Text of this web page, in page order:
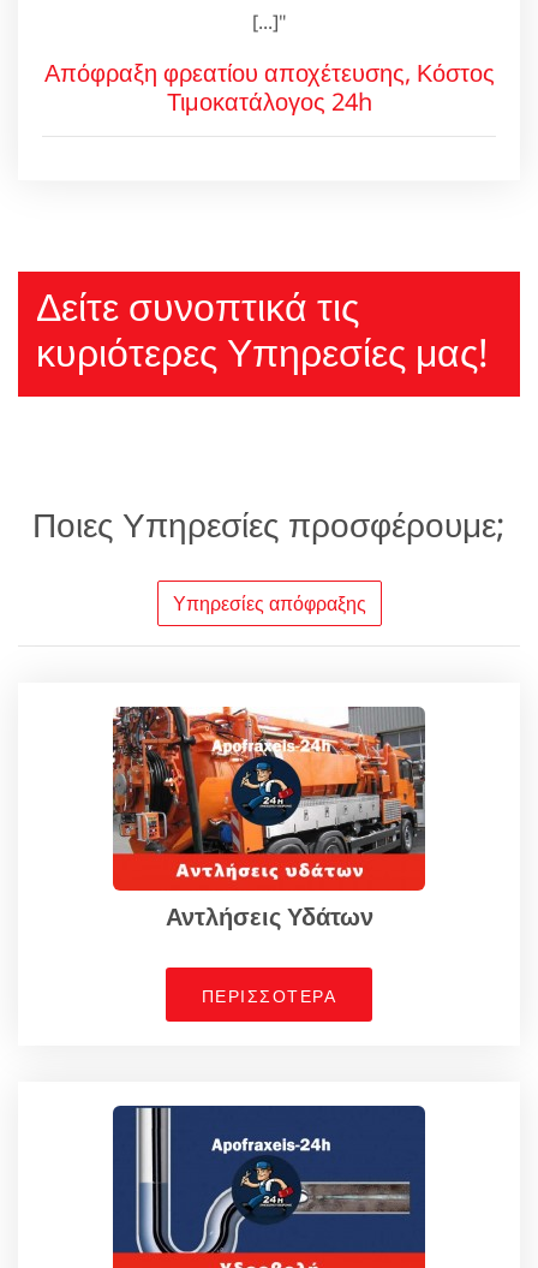
[...]"
Απόφραξη φρεατίου αποχέτευσης, Κόστος
Τιμοκατάλογος 24h
Δείτε συνοπτικά τις
κυριότερες Υπηρεσίες μας!
Ποιες Υπηρεσίες προσφέρουμε;
Υπηρεσίες απόφραξης
Αντλήσεις Υδάτων
ΠΕΡΙΣΣΟΤΕΡΑ